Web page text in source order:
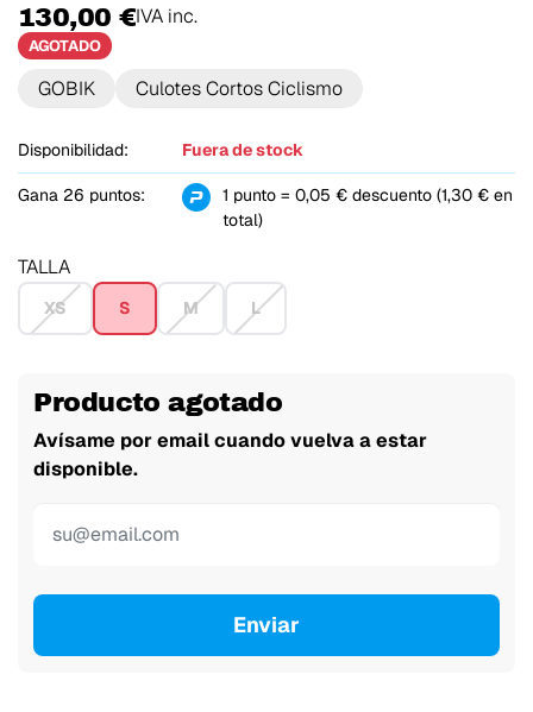
130,00 €IVA inc.
AGOTADO
GOBIK Culotes Cortos Ciclismo
Disponibilidad: Fuera de stock
Gana 26 puntos:
1 punto = 0,05 € descuento (1,30 € en
total)
TALLA
XS S M L
Producto agotado
Avísame por email cuando vuelva a estar
disponible.
Enviar